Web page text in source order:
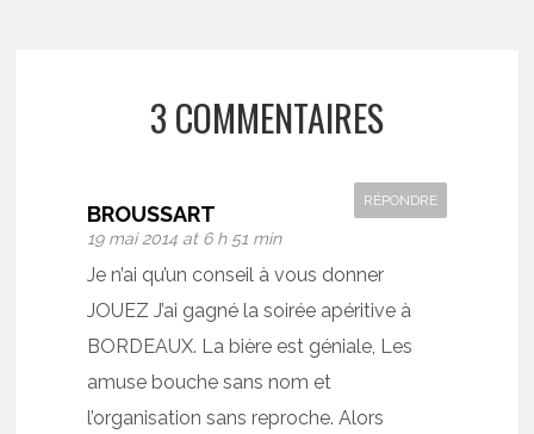
3 COMMENTAIRES
BROUSSART
19 mai 2014 at 6 h 51 min
RÉPONDRE
Je n’ai qu’un conseil à vous donner
JOUEZ J’ai gagné la soirée apéritive à
BORDEAUX. La bière est géniale, Les
amuse bouche sans nom et
l’organisation sans reproche. Alors